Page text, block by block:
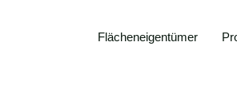
Flächeneigentümer